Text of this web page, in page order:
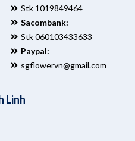
Stk 1019849464
Sacombank:
Stk 060103433633
Paypal:
sgflowervn@gmail.com
Linh